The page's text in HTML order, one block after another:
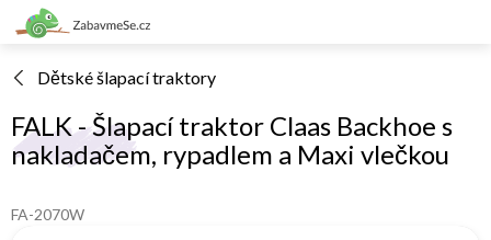
Přejít
na
Dětské šlapací traktory
FALK - Šlapací traktor Claas Backhoe s
nakladačem, rypadlem a Maxi vlečkou
FA-2070W